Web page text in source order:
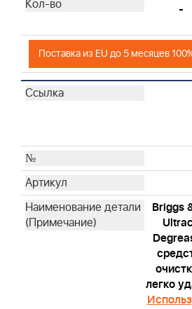
-
Поставка из EU до 5 месяцев
Briggs
легко